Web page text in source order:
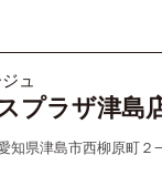
ュ
プラザ津島
知県津島市西柳原町２−